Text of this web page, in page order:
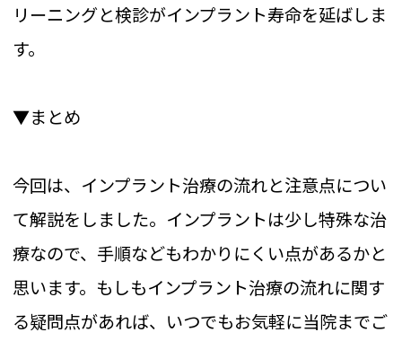
リーニングと検診がインプラント寿命を延ばしま
す。
▼まとめ
今回は、インプラント治療の流れと注意点につい
て解説をしました。インプラントは少し特殊な治
療なので、手順などもわかりにくい点があるかと
思います。もしもインプラント治療の流れに関す
る疑問点があれば、いつでもお気軽に当院までご